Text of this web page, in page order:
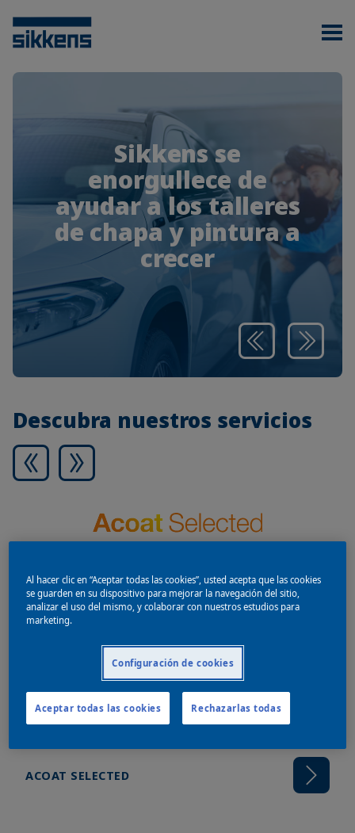
Sikkens se
enorgullece de
ayudar a los talleres
de chapa y pintura a
crecer
Descubra nuestros servicios
Programa exclusivo para los miembros de la red con
herramientas y servicios que ayudan al crecimiento
del taller e incrementan su rendimiento.
ACOAT SELECTED
Al hacer clic en “Aceptar todas las cookies”, usted acepta que las cookies
se guarden en su dispositivo para mejorar la navegación del sitio,
analizar el uso del mismo, y colaborar con nuestros estudios para
marketing.
Configuración de cookies
Rechazarlas todas
Aceptar todas las cookies